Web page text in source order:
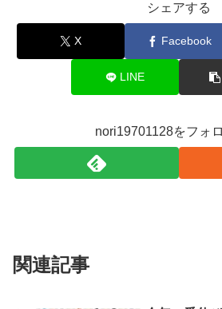
シェアする
X Facebook
LINE
nori19701128をフォ
関連記事